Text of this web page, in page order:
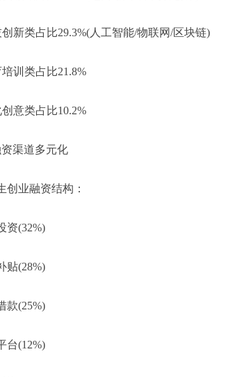
新类占比29.3%(人工智能/物联网/区块链)
训类占比21.8%
意类占比10.2%
资渠道多元化
创业融资结构：
资(32%)
贴(28%)
款(25%)
台(12%)